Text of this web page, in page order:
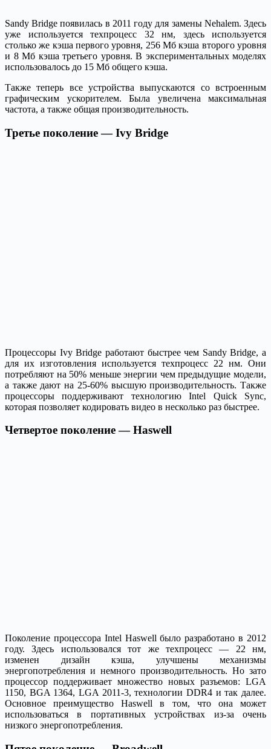
Sandy Bridge появилась в 2011 году для замены Nehalem. Здесь
уже используется техпроцесс 32 нм, здесь используется
столько же кэша первого уровня, 256 Мб кэша второго уровня
и 8 Мб кэша третьего уровня. В экспериментальных моделях
использовалось до 15 Мб общего кэша.
Также теперь все устройства выпускаются со встроенным
графическим ускорителем. Была увеличена максимальная
частота, а также общая производительность.
Третье поколение — Ivy Bridge
Процессоры Ivy Bridge работают быстрее чем Sandy Bridge, а
для их изготовления используется техпроцесс 22 нм. Они
потребляют на 50% меньше энергии чем предыдущие модели,
а также дают на 25-60% высшую производительность. Также
процессоры поддерживают технологию Intel Quick Sync,
которая позволяет кодировать видео в несколько раз быстрее.
Четвертое поколение — Haswell
Поколение процессора Intel Haswell было разработано в 2012
году. Здесь использовался тот же техпроцесс — 22 нм,
изменен дизайн кэша, улучшены механизмы
энергопотребления и немного производительность. Но зато
процессор поддерживает множество новых разъемов: LGA
1150, BGA 1364, LGA 2011-3, технологии DDR4 и так далее.
Основное преимущество Haswell в том, что она может
использоваться в портативных устройствах из-за очень
низкого энергопотребления.